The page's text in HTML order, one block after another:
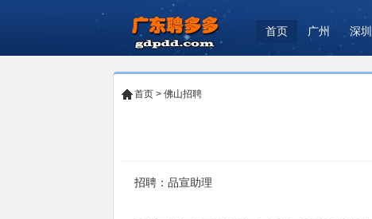
首页 广州 深圳
首页 > 佛山招聘
招聘：品宣助理